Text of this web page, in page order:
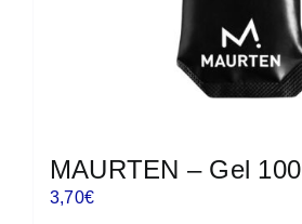
MAURTEN – Gel 100
3,70€